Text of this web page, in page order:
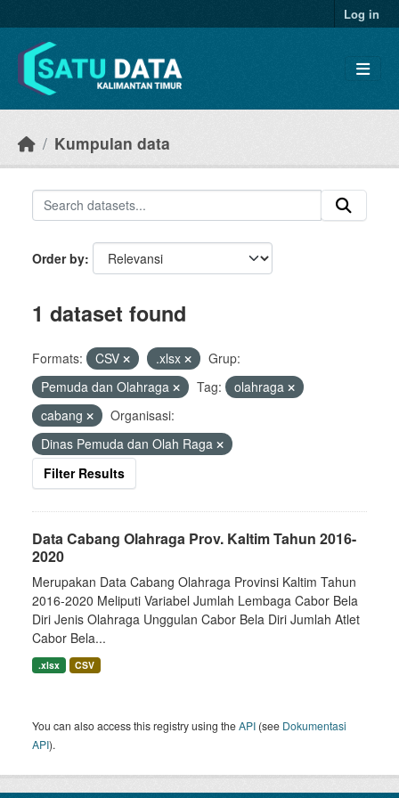
Log in
Kumpulan data
Order by
1 dataset found
Formats: CSV .xlsx
Grup:
Pemuda dan Olahraga
Tag:
olahraga
cabang
Organisasi:
Dinas Pemuda dan Olah Raga
Filter Results
Data Cabang Olahraga Prov. Kaltim Tahun 2016-
2020
Merupakan Data Cabang Olahraga Provinsi Kaltim Tahun
2016-2020 Meliputi Variabel Jumlah Lembaga Cabor Bela
Diri Jenis Olahraga Unggulan Cabor Bela Diri Jumlah Atlet
Cabor Bela...
.xlsx CSV
You can also access this registry using theAPI (see Dokumentasi
API).